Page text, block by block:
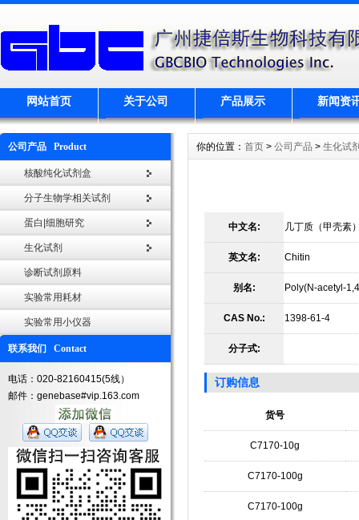
网站首页 关于公司 产品展示 新闻资
公司产品 Product
核酸纯化试剂盒
分子生物学相关试剂
蛋白|细胞研究
生化试剂
诊断试剂原料
实验常用耗材
实验常用小仪器
联系我们 Contact
电话：020-82160415(5线）
邮件：genebase#vip.163.com
你的位置： 首页 > 公司产品 > 生化试
中文名: 几丁质（甲壳素
英文名: Chitin
别名: Poly(N-acetyl-
CAS No.: 1398-61-4
分子式:
订购信息
货号
C7170-10g
C7170-100g
C7170-100g